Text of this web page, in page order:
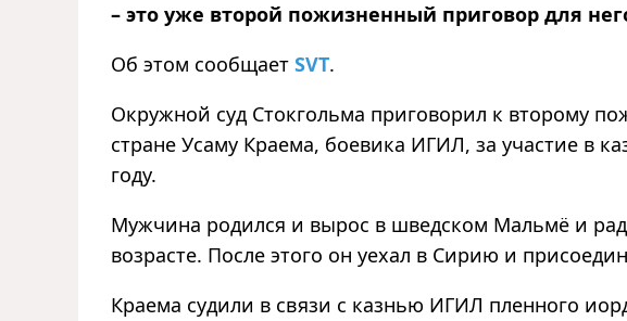
– это уже второй пожизненный приговор для
Об этом сообщает SVT.
Окружной суд Стокгольма приговорил к второму
стране Усаму Краема, боевика ИГИЛ, за участие в
году.
Мужчина родился и вырос в шведском Мальмё и
возрасте. После этого он уехал в Сирию и
Краема судили в связи с казнью ИГИЛ пленного